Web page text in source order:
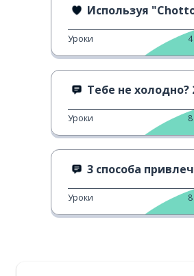
Используя
Уроки 4
Тебе не холодно?
Уроки 8
3 способа привлечь
Уроки 8